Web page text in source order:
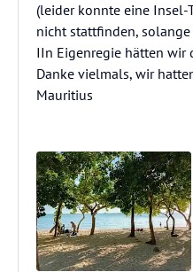
(leider konnte eine Insel-
nicht stattfinden,
IIn Eigenregie hätten wir
Danke vielmals, wir
Mauritius